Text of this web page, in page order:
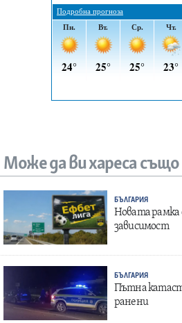
Може да ви хареса също
БЪЛГАРИЯ
Новата
зависимост
БЪЛГАРИЯ
Пътна
ранени